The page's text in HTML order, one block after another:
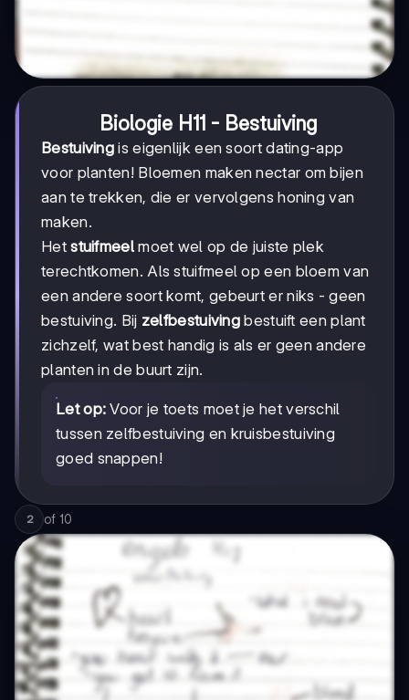
Biologie H11 - Bestuiving
Bestuiving is eigenlijk een soort dating-app
voor planten! Bloemen maken nectar om bijen
aan te trekken, die er vervolgens honing van
maken.
Hetstuifmeelmoet wel op de juiste plek
terechtkomen. Als stuifmeel op een bloem van
een andere soort komt, gebeurt er niks - geen
bestuiving. Bij zelfbestuiving bestuift een plant
zichzelf, wat best handig is als er geen andere
planten in de buurt zijn.
Let op: Voor je toets moet je het verschil
tussen zelfbestuiving en kruisbestuiving
goed snappen!
2 of 10